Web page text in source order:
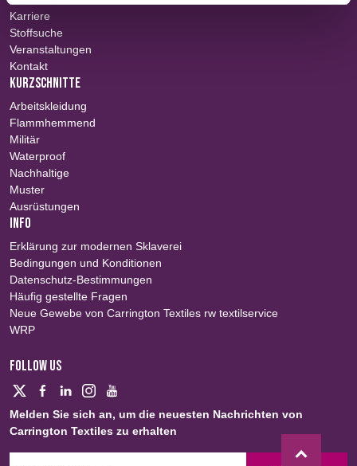
Karriere
Stoffsuche
Veranstaltungen
Kontakt
KURZSCHNITTE
Arbeitskleidung
Flammhemmend
Militär
Waterproof
Nachhaltige
Muster
Ausrüstungen
INFO
Erklärung zur modernen Sklaverei
Bedingungen und Konditionen
Datenschutz-Bestimmungen
Häufig gestellte Fragen
Neue Gewebe von Carrington Textiles rw textilservice
WRP
FOLLOW US
Melden Sie sich an, um die neuesten Nachrichten von
Carrington Textiles zu erhalten